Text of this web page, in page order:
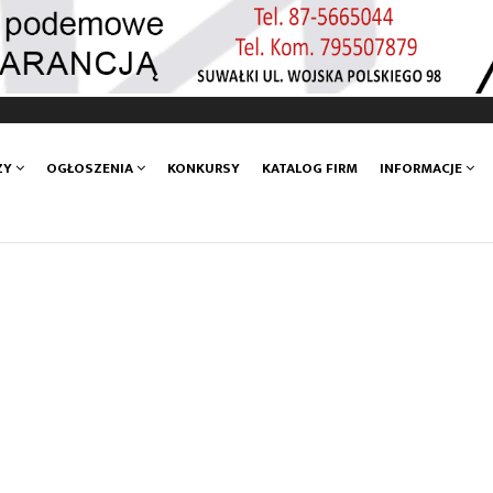
OGŁOSZENIA KONKURSY KATALOG FIRM INFORMACJE